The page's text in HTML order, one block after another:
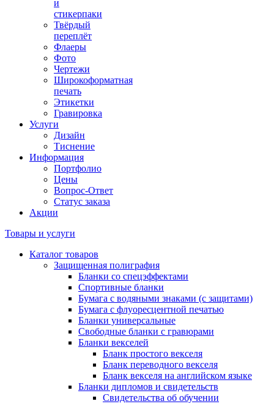
и
стикерпаки
Твёрдый
переплёт
Флаеры
Фото
Чертежи
Широкоформатная
печать
Этикетки
Гравировка
Услуги
Дизайн
Тиснение
Информация
Портфолио
Цены
Вопрос-Ответ
Статус заказа
Акции
Товары и услуги
Каталог товаров
Защищенная полиграфия
Бланки со спецэффектами
Спортивные бланки
Бумага с водяными знаками (с защитами)
Бумага с флуоресцентной печатью
Бланки универсальные
Свободные бланки с гравюрами
Бланки векселей
Бланк простого векселя
Бланк переводного векселя
Бланк векселя на английском языке
Бланки дипломов и свидетельств
Свидетельства об обучении